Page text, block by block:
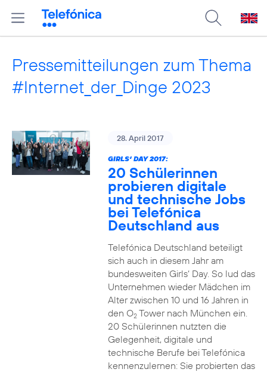
Pressemitteilungen zum Thema
#Internet_der_Dinge 2023
28. April 2017
GIRLS‘ DAY 2017:
20 Schülerinnen
probieren digitale
und technische Jobs
bei Telefónica
Deutschland aus
Telefónica Deutschland beteiligt
sich auch in diesem Jahr am
bundesweiten Girls‘ Day. So lud das
Unternehmen wieder Mädchen im
Alter zwischen 10 und 16 Jahren in
den O2Tower nach München ein.
20 Schülerinnen nutzten die
Gelegenheit, digitale und
technische Berufe bei Telefónica
kennenzulernen: Sie probierten das